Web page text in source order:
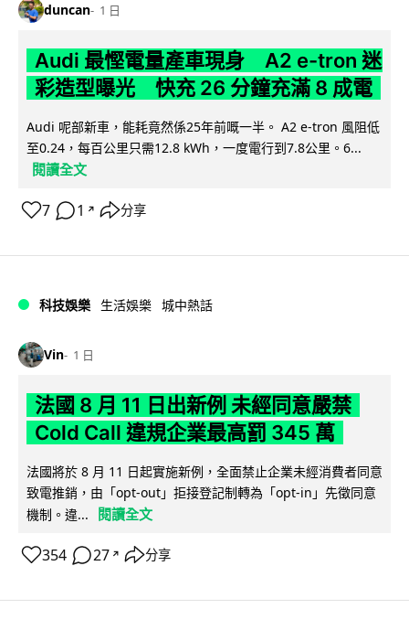
duncan 1 日
Audi 最慳電量產車現身 A2 e-tron 迷
彩造型曝光 快充 26 分鐘充滿 8 成電
Audi 呢部新車，能耗竟然係25年前嘅一半。 A2 e-tron 風阻低
至0.24，每百公里只需12.8 kWh，一度電行到7.8公里。6...
閱讀全文
7 1 ↗ 分享
科技娛樂 生活娛樂 城中熱話
Vin 1 日
法國 8 月 11 日出新例 未經同意嚴禁
Cold Call 違規企業最高罰 345 萬
法國將於 8 月 11 日起實施新例，全面禁止企業未經消費者同意
致電推銷，由「opt-out」拒接登記制轉為「opt-in」先徵同意
機制。違...
閱讀全文
354 27 ↗ 分享